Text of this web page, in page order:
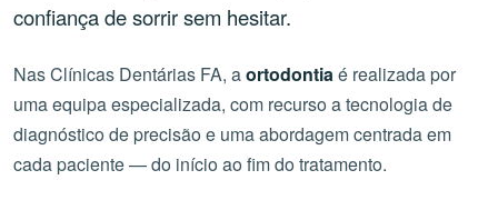
confiança de sorrir sem hesitar.
Nas Clínicas Dentárias FA, aortodontiaé realizada por
uma equipa especializada, com recurso a tecnologia de
diagnóstico de precisão e uma abordagem centrada em
cada paciente — do início ao fim do tratamento.